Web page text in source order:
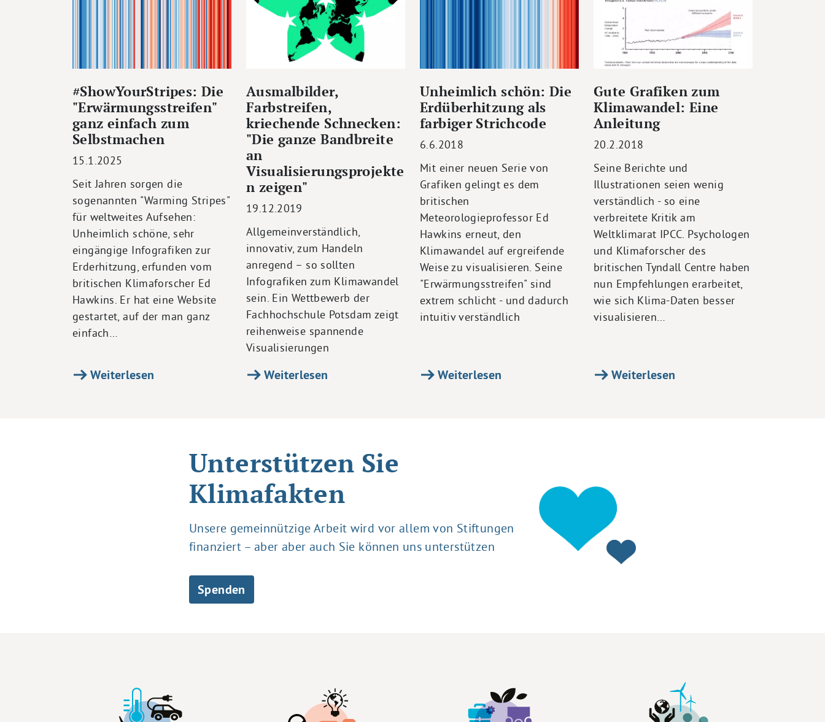
#ShowYourStripes: Die
"Erwärmungsstreifen"
ganz einfach zum
Selbstmachen
15.1.2025
Seit Jahren sorgen die
sogenannten "Warming Stripes"
für weltweites Aufsehen:
Unheimlich schöne, sehr
eingängige Infografiken zur
Erderhitzung, erfunden vom
britischen Klimaforscher Ed
Hawkins. Er hat eine Website
gestartet, auf der man ganz
einfach…
Weiterlesen
Ausmalbilder,
Farbstreifen,
kriechende Schnecken:
"Die ganze Bandbreite
an
Visualisierungsprojekte
n zeigen"
19.12.2019
Allgemeinverständlich,
innovativ, zum Handeln
anregend – so sollten
Infografiken zum Klimawandel
sein. Ein Wettbewerb der
Fachhochschule Potsdam zeigt
reihenweise spannende
Visualisierungen
Weiterlesen
Unheimlich schön: Die
Erdüberhitzung als
farbiger Strichcode
6.6.2018
Mit einer neuen Serie von
Grafiken gelingt es dem
britischen
Meteorologieprofessor Ed
Hawkins erneut, den
Klimawandel auf ergreifende
Weise zu visualisieren. Seine
"Erwärmungsstreifen" sind
extrem schlicht - und dadurch
intuitiv verständlich
Weiterlesen
Gute Grafiken zum
Klimawandel: Eine
Anleitung
20.2.2018
Seine Berichte und
Illustrationen seien wenig
verständlich - so eine
verbreitete Kritik am
Weltklimarat IPCC. Psychologen
und Klimaforscher des
britischen Tyndall Centre haben
nun Empfehlungen erarbeitet,
wie sich Klima-Daten besser
visualisieren…
Weiterlesen
Unterstützen Sie
Klimafakten
Unsere gemeinnützige Arbeit wird vor allem von Stiftungen
finanziert – aber aber auch Sie können uns unterstützen
Spenden